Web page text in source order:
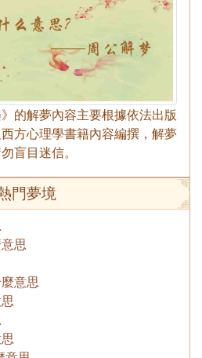
的解夢內容主要根據依法出版
方心理學書籍內容編撰，解夢
盲目迷信。
門夢境
思
意思